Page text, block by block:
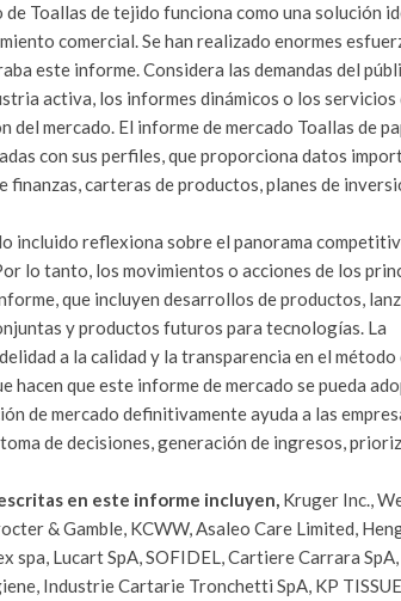
Toallas de tejido funciona como una solución
comercial. Se han realizado enormes
este informe. Considera las demandas del
activa, los informes dinámicos o los servicios
mercado. El informe de mercado Toallas de
con sus perfiles, que proporciona datos
carteras de productos, planes de
incluido reflexiona sobre el panorama
lo tanto, los movimientos o acciones de los
que incluyen desarrollos de productos,
y productos futuros para tecnologías. La
a la calidad y la transparencia en el método
que este informe de mercado se pueda
de mercado definitivamente ayuda a las
de decisiones, generación de ingresos,
en este informe incluyen, Kruger Inc.,
& Gamble, KCWW, Asaleo Care Limited,
spa, Lucart SpA, SOFIDEL, Cartiere Carrara
Industrie Cartarie Tronchetti SpA, KP